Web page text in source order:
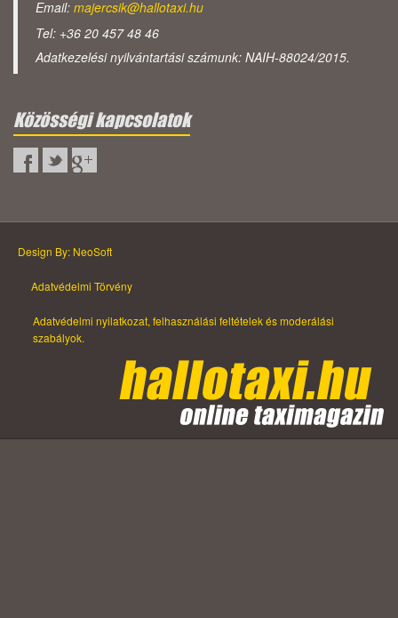
Email: majercsik@hallotaxi.hu
Tel: +36 20 457 48 46
Adatkezelési nyilvántartási számunk: NAIH-88024/2015.
Közösségi kapcsolatok
Design By: NeoSoft
Adatvédelmi Törvény
Adatvédelmi nyilatkozat, felhasználási feltételek és moderálási
szabályok.